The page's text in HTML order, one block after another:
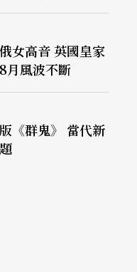
英國皇家
月風波不斷
鬼》 當代新